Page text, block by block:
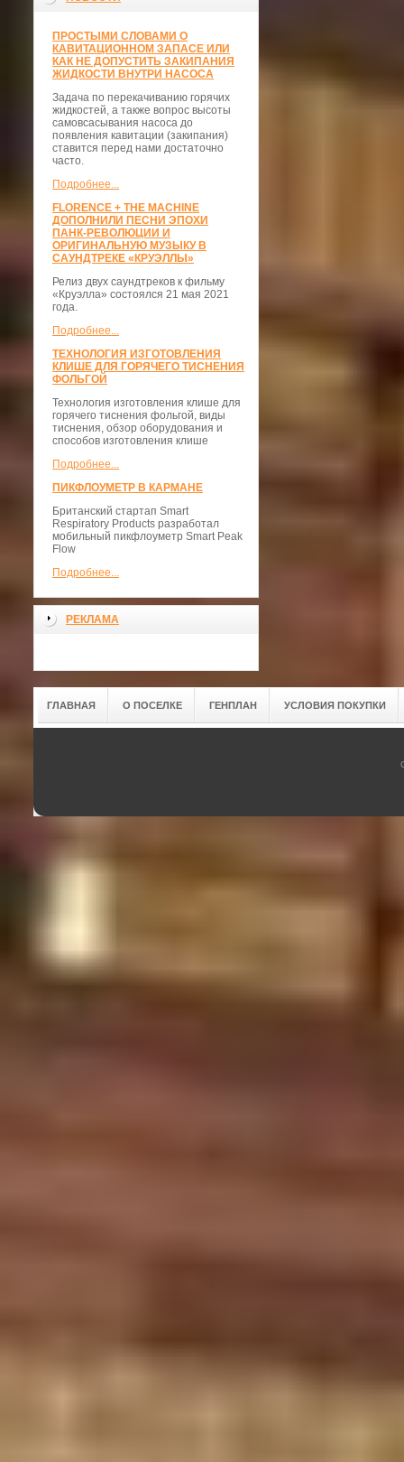
ПРОСТЫМИ СЛОВАМИ О
КАВИТАЦИОННОМ ЗАПАСЕ ИЛИ
КАК НЕ ДОПУСТИТЬ ЗАКИПАНИЯ
ЖИДКОСТИ ВНУТРИ НАСОСА
Задача по перекачиванию горячих
жидкостей, а также вопрос высоты
самовсасывания насоса до
появления кавитации (закипания)
ставится перед нами достаточно
часто.
Подробнее...
FLORENCE + THE MACHINE
ДОПОЛНИЛИ ПЕСНИ ЭПОХИ
ПАНК-РЕВОЛЮЦИИ И
ОРИГИНАЛЬНУЮ МУЗЫКУ В
САУНДТРЕКЕ «КРУЭЛЛЫ»
Релиз двух саундтреков к фильму
«Круэлла» состоялся 21 мая 2021
года.
Подробнее...
ТЕХНОЛОГИЯ ИЗГОТОВЛЕНИЯ
КЛИШЕ ДЛЯ ГОРЯЧЕГО ТИСНЕНИЯ
ФОЛЬГОЙ
Технология изготовления клише для
горячего тиснения фольгой, виды
тиснения, обзор оборудования и
способов изготовления клише
Подробнее...
ПИКФЛОУМЕТР В КАРМАНЕ
Британский стартап Smart
Respiratory Products разработал
мобильный пикфлоуметр Smart Peak
Flow
Подробнее...
РЕКЛАМА
ГЛАВНАЯ О ПОСЕЛКЕ ГЕНПЛАН УСЛОВИЯ ПОКУПКИ